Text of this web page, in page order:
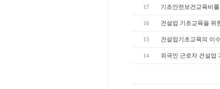
17 기초안전보건교육비
16 건설업 기초교육을 위
15 건설업기초교육의 이
14 외국인 근로자 건설업